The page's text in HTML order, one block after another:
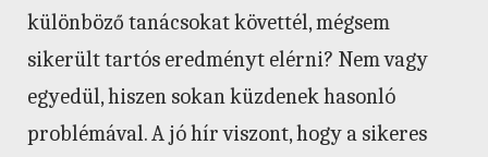
különböző tanácsokat követtél, mégsem
sikerült tartós eredményt elérni? Nem vagy
egyedül, hiszen sokan küzdenek hasonló
problémával. A jó hír viszont, hogy a sikeres